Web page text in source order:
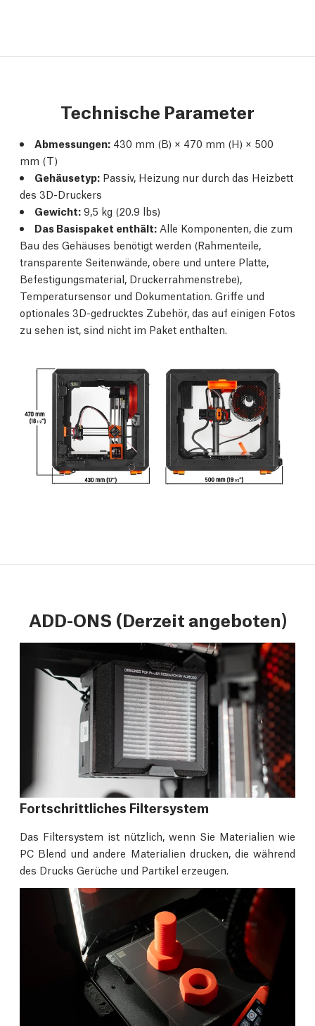
Technische Parameter
Abmessungen: 430 mm (B) × 470 mm (H) × 500
mm (T)
Gehäusetyp: Passiv, Heizung nur durch das Heizbett
des 3D-Druckers
Gewicht: 9,5 kg (20.9 lbs)
Das Basispaket enthält: Alle Komponenten, die zum
Bau des Gehäuses benötigt werden (Rahmenteile,
transparente Seitenwände, obere und untere Platte,
Befestigungsmaterial, Druckerrahmenstrebe),
Temperatursensor und Dokumentation. Griffe und
optionales 3D-gedrucktes Zubehör, das auf einigen Fotos
zu sehen ist, sind nicht im Paket enthalten.
ADD-ONS (Derzeit angeboten)
Fortschrittliches Filtersystem
Das Filtersystem ist nützlich, wenn Sie Materialien wie
PC Blend und andere Materialien drucken, die während
des Drucks Gerüche und Partikel erzeugen.